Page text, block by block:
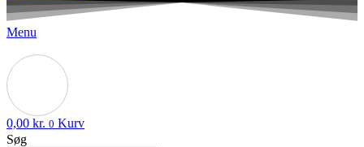
Menu
0,00 kr. 0 Kurv
Søg